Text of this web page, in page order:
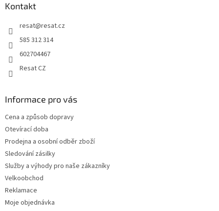
Kontakt
resat@resat.cz
585 312 314
602704467
Resat CZ
Informace pro vás
Cena a způsob dopravy
Otevírací doba
Prodejna a osobní odběr zboží
Sledování zásilky
Služby a výhody pro naše zákazníky
Velkoobchod
Reklamace
Moje objednávka